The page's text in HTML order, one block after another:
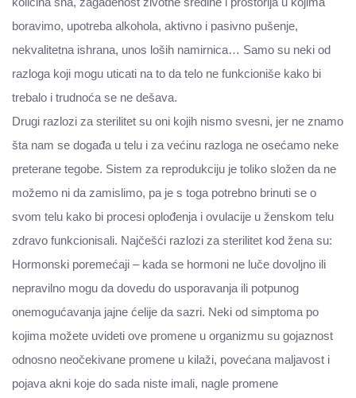
boravimo, upotreba alkohola, aktivno i pasivno pušenje,
nekvalitetna ishrana, unos loših namirnica… Samo su neki od
razloga koji mogu uticati na to da telo ne funkcioniše kako bi
trebalo i trudnoća se ne dešava.
Drugi razlozi za sterilitet su oni kojih nismo svesni, jer ne znamo
šta nam se događa u telu i za većinu razloga ne osećamo neke
preterane tegobe. Sistem za reprodukciju je toliko složen da ne
možemo ni da zamislimo, pa je s toga potrebno brinuti se o
svom telu kako bi procesi oplođenja i ovulacije u ženskom telu
zdravo funkcionisali. Najčešći razlozi za sterilitet kod žena su:
Hormonski poremećaji – kada se hormoni ne luče dovoljno ili
nepravilno mogu da dovedu do usporavanja ili potpunog
onemogućavanja jajne ćelije da sazri. Neki od simptoma po
kojima možete uvideti ove promene u organizmu su gojaznost
odnosno neočekivane promene u kilaži, povećana maljavost i
pojava akni koje do sada niste imali, nagle promene